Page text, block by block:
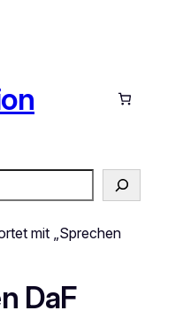
mit „Sprechen
DaF